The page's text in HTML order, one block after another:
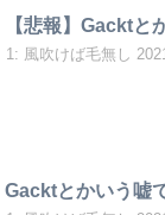
【悲報】Gacktと
1: 風吹けば毛無し
Gacktとかいう嘘